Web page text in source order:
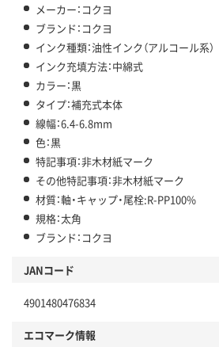
メーカー：コクヨ
ブランド：コクヨ
インク種類：油性インク（アルコール系）
インク充填方法：中綿式
カラー：黒
タイプ：補充式本体
線幅：6.4-6.8mm
色：黒
特記事項：非木材紙マーク
その他特記事項：非木材紙マーク
材質：軸・キャップ・尾栓:R-PP100%
規格：太角
ブランド：コクヨ
JANコード
4901480476834
エコマーク情報